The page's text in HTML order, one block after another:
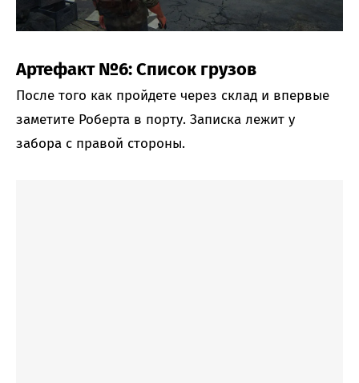
Артефакт №6: Список грузов
После того как пройдете через склад и впервые
заметите Роберта в порту. Записка лежит у
забора с правой стороны.